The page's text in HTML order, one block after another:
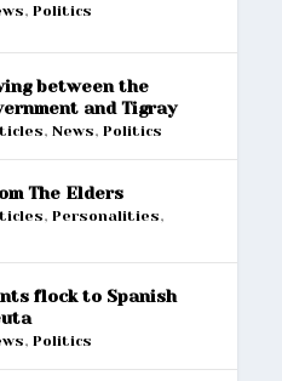
,Politics
between the
and Tigray
,News,Politics
The Elders
,Personalities,
flock to Spanish
,Politics